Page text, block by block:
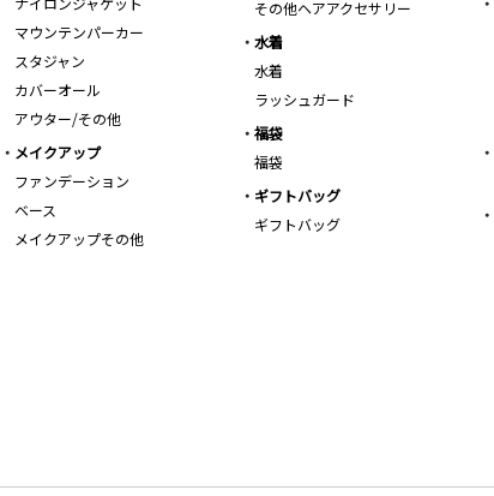
マウンテンパーカー
スタジャン
カバーオール
アウター/その他
その他ヘアアクセサリー
水着
水着
ラッシュガード
福袋
福袋
メイクアップ
ファンデーション
ベース
メイクアップその他
ギフトバッグ
ギフトバッグ